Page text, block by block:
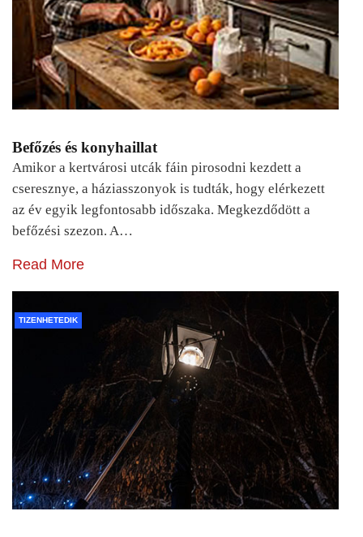
Befőzés és konyhaillat
Amikor a kertvárosi utcák fáin pirosodni kezdett a
cseresznye, a háziasszonyok is tudták, hogy elérkezett
az év egyik legfontosabb időszaka. Megkezdődött a
befőzési szezon. A…
Read More
TIZENHETEDIK